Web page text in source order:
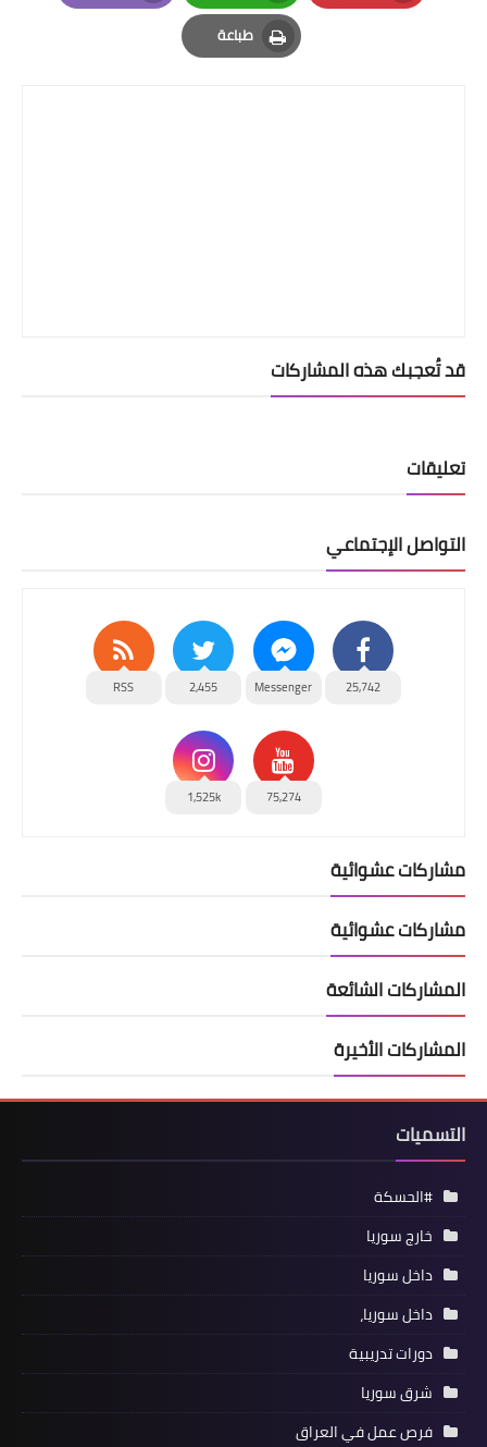
Pinterest
Whatsapp
Email
طباعة
Print
قد تُعجبك هذه المشاركات
تعليقات
التواصل الإجتماعي
25,742
Messenger
2,455
RSS
75,274
1,525k
مشاركات عشوائية
مشاركات عشوائية
المشاركات الشائعة
المشاركات الأخيرة
التسميات
#الحسكة
خارج سوريا
داخل سوريا
داخل سوريا،
دورات تدريبية
شرق سوريا
فرص عمل في العراق